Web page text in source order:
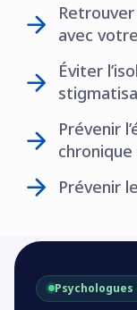
avec
Éviter
Prévenir
chronique
Prévenir